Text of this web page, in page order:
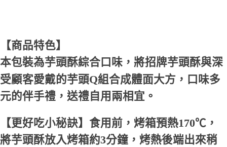
【商品特色】
本包裝為芋頭酥綜合口味，將招牌芋頭酥與深
受顧客愛戴的芋頭Q組合成體面大方，口味多
元的伴手禮，送禮自用兩相宜。
【更好吃小秘訣】 食用前，烤箱預熱170℃，
將芋頭酥放入烤箱約3分鐘，烤熱後端出來稍